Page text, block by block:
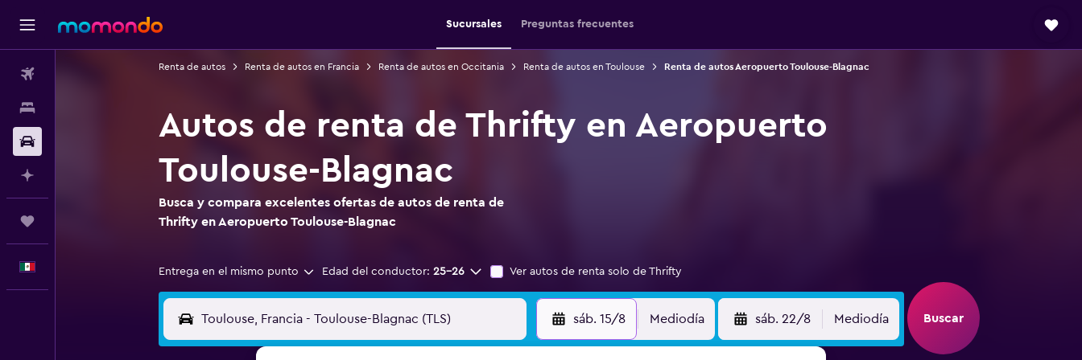
Sucursales Preguntas frecuentes
Renta de autos Renta de autos en Francia Renta de autos en Occitania Renta de autos en Toulouse Renta de autos Aeropuerto Toulouse-Blagnac
Autos de renta de Thrifty en Aeropuerto
Toulouse-Blagnac
Busca y compara excelentes ofertas de autos de renta de
Thrifty en Aeropuerto Toulouse-Blagnac
Entrega en el mismo punto Edad del conductor: 25-26 Ver autos de renta solo de Thrifty
sáb. 15/8 Mediodía sáb. 22/8 Mediodía Buscar